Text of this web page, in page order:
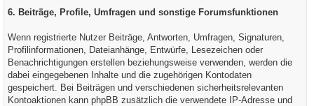
6. Beiträge, Profile, Umfragen und sonstige Forumsfunktionen
Wenn registrierte Nutzer Beiträge, Antworten, Umfragen, Signaturen,
Profilinformationen, Dateianhänge, Entwürfe, Lesezeichen oder
Benachrichtigungen erstellen beziehungsweise verwenden, werden die
dabei eingegebenen Inhalte und die zugehörigen Kontodaten
gespeichert. Bei Beiträgen und verschiedenen sicherheitsrelevanten
Kontoaktionen kann phpBB zusätzlich die verwendete IP-Adresse und